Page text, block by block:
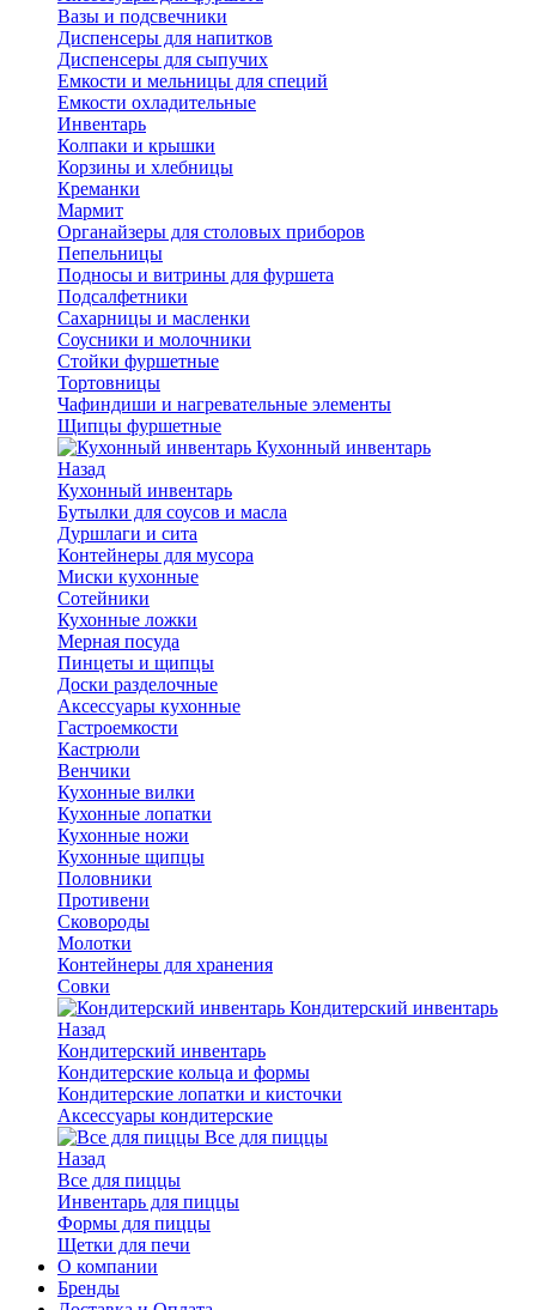
Вазы и подсвечники
Диспенсеры для напитков
Диспенсеры для сыпучих
Емкости и мельницы для специй
Емкости охладительные
Инвентарь
Колпаки и крышки
Корзины и хлебницы
Креманки
Мармит
Органайзеры для столовых приборов
Пепельницы
Подносы и витрины для фуршета
Подсалфетники
Сахарницы и масленки
Соусники и молочники
Стойки фуршетные
Тортовницы
Чафиндиши и нагревательные элементы
Щипцы фуршетные
Кухонный инвентарь
Назад
Кухонный инвентарь
Бутылки для соусов и масла
Дуршлаги и сита
Контейнеры для мусора
Миски кухонные
Сотейники
Кухонные ложки
Мерная посуда
Пинцеты и щипцы
Доски разделочные
Аксессуары кухонные
Гастроемкости
Кастрюли
Венчики
Кухонные вилки
Кухонные лопатки
Кухонные ножи
Кухонные щипцы
Половники
Противени
Сковороды
Молотки
Контейнеры для хранения
Совки
Кондитерский инвентарь
Назад
Кондитерский инвентарь
Кондитерские кольца и формы
Кондитерские лопатки и кисточки
Аксессуары кондитерские
Все для пиццы
Назад
Все для пиццы
Инвентарь для пиццы
Формы для пиццы
Щетки для печи
О компании
Бренды